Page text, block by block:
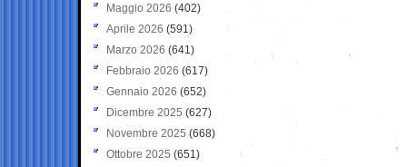
Maggio 2026 (402)
Aprile 2026 (591)
Marzo 2026 (641)
Febbraio 2026 (617)
Gennaio 2026 (652)
Dicembre 2025 (627)
Novembre 2025 (668)
Ottobre 2025 (651)